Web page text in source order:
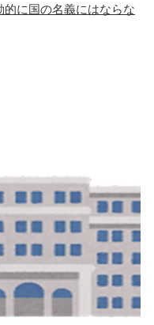
に国の名義にはならな